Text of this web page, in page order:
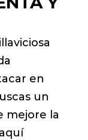
en
un
mejore la